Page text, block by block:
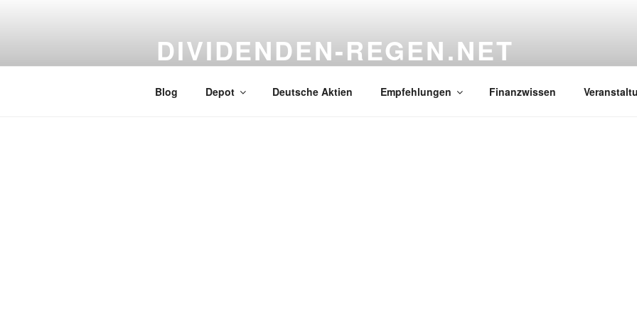
DIVIDENDEN-REGEN.NET
Blog Depot Deutsche Aktien Empfehlungen Finanzwissen